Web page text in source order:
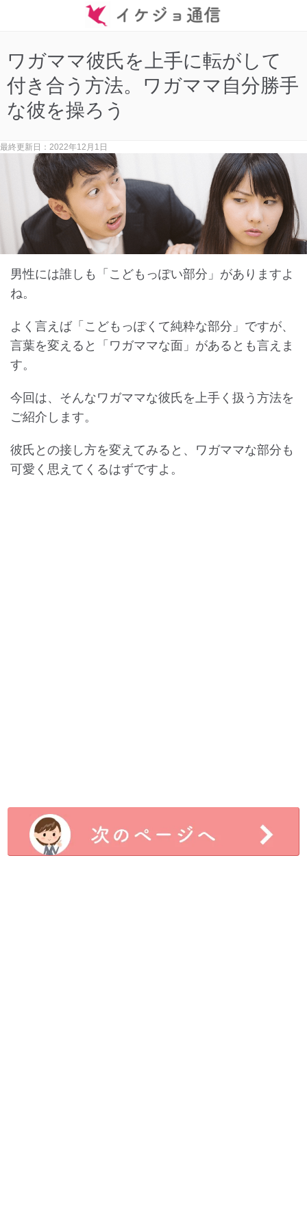
ワガママ彼氏を上手に転がして
付き合う方法。ワガママ自分勝手
な彼を操ろう
最終更新日：2022年12月1日
男性には誰しも「こどもっぽい部分」がありますよ
ね。
よく言えば「こどもっぽくて純粋な部分」ですが、
言葉を変えると「ワガママな面」があるとも言えま
す。
今回は、そんなワガママな彼氏を上手く扱う方法を
ご紹介します。
彼氏との接し方を変えてみると、ワガママな部分も
可愛く思えてくるはずですよ。